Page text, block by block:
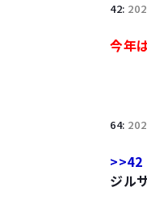
42:
今年
64:
>>42
ジル